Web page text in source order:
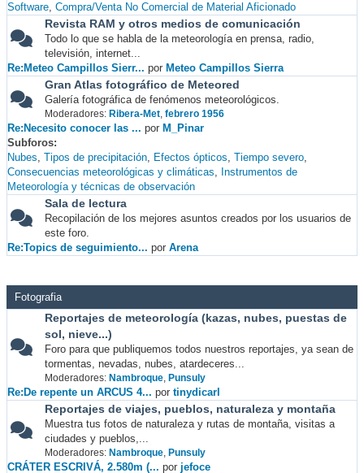
Software Compra/Venta No Comercial de Material Aficionado
Revista RAM y otros medios de comunicación
Todo lo que se habla de la meteorología en prensa, radio,
televisión, internet...
Re:Meteo Campillos Sierr... por Meteo Campillos Sierra
Gran Atlas fotográfico de Meteored
Galería fotográfica de fenómenos meteorológicos.
Moderadores: Ribera-Met, febrero 1956
Re:Necesito conocer las ... por M_Pinar
Subforos
Nubes Tipos de precipitación Efectos ópticos Tiempo severo
Consecuencias meteorológicas y climáticas
Instrumentos de
Meteorología y técnicas de observación
Sala de lectura
Recopilación de los mejores asuntos creados por los usuarios de
este foro.
Re:Topics de seguimiento... por Arena
Fotografia
Reportajes de meteorología (kazas, nubes, puestas de
sol, nieve...)
Foro para que publiquemos todos nuestros reportajes, ya sean de
tormentas, nevadas, nubes, atardeceres...
Moderadores: Nambroque, Punsuly
Re:De repente un ARCUS 4... por tinydicarl
Reportajes de viajes, pueblos, naturaleza y montaña
Muestra tus fotos de naturaleza y rutas de montaña, visitas a
ciudades y pueblos,...
Moderadores: Nambroque, Punsuly
CRÁTER ESCRIVÁ, 2.580m (... por jefoce